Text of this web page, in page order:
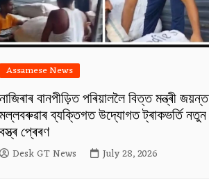
Assamese News
বানপীড়িত পৰিয়াললৈ বিত্ত মন্ত্ৰী জয়ন্ত
ব্যক্তিগত উদ্যোগত ট্ৰাকভৰ্তি নতুন
প্ৰেৰণ
Desk GT News July 28, 2026